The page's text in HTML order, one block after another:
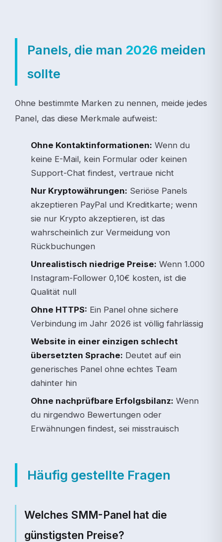
Panels, die man 2026 meiden
sollte
Ohne bestimmte Marken zu nennen, meide jedes
Panel, das diese Merkmale aufweist:
Ohne Kontaktinformationen: Wenn du
keine E-Mail, kein Formular oder keinen
Support-Chat findest, vertraue nicht
Nur Kryptowährungen: Seriöse Panels
akzeptieren PayPal und Kreditkarte; wenn
sie nur Krypto akzeptieren, ist das
wahrscheinlich zur Vermeidung von
Rückbuchungen
Unrealistisch niedrige Preise: Wenn 1.000
Instagram-Follower 0,10€ kosten, ist die
Qualität null
Ohne HTTPS: Ein Panel ohne sichere
Verbindung im Jahr 2026 ist völlig fahrlässig
Website in einer einzigen schlecht
übersetzten Sprache: Deutet auf ein
generisches Panel ohne echtes Team
dahinter hin
Ohne nachprüfbare Erfolgsbilanz: Wenn
du nirgendwo Bewertungen oder
Erwähnungen findest, sei misstrauisch
Häufig gestellte Fragen
Welches SMM-Panel hat die
günstigsten Preise?